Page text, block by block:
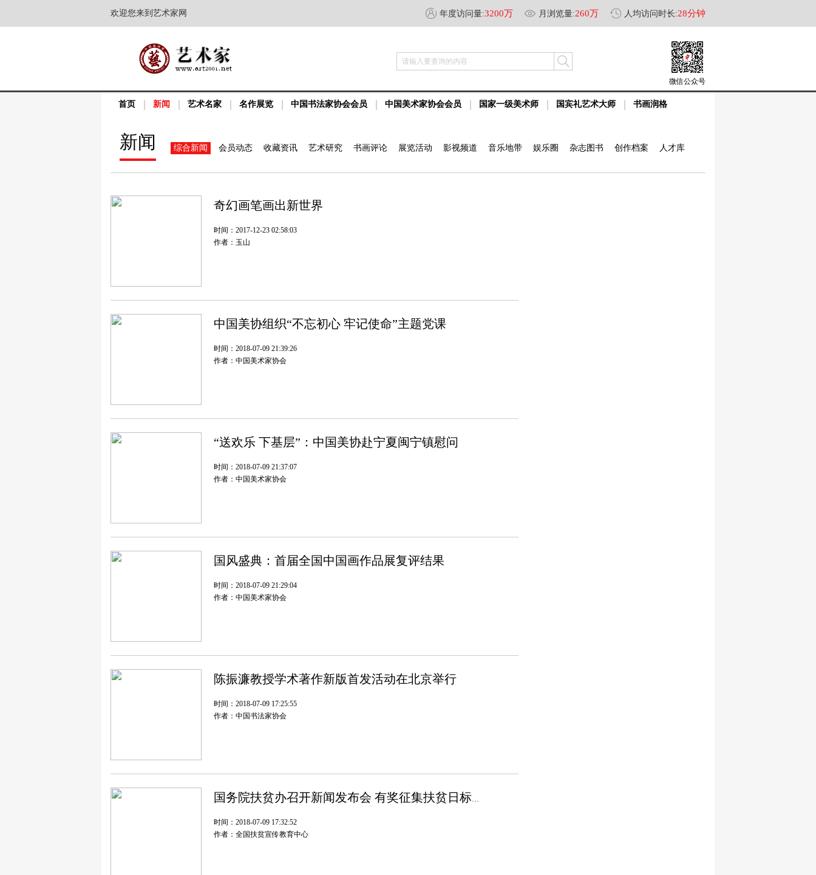
欢迎您来到艺术家网 年度访问量:3200万 月浏览量:260万 人均访问时长:28分钟
请输入要查询的内容
微信公众号
首页 新闻 艺术名家 名作展览 中国书法家协会会员 中国美术家协会会员 国家一级美术师 国宾礼艺术大师 书画润格
新闻 综合新闻 会员动态 收藏资讯 艺术研究 书画评论 展览活动 影视频道 音乐地带 娱乐圈 杂志图书 创作档案 人才库
奇幻画笔画出新世界
时间：2017-12-23 02:58:03
作者：玉山
中国美协组织“不忘初心 牢记使命”主题党课
时间：2018-07-09 21:39:26
作者：中国美术家协会
“送欢乐 下基层”：中国美协赴宁夏闽宁镇慰问
时间：2018-07-09 21:37:07
作者：中国美术家协会
国风盛典：首届全国中国画作品展复评结果
时间：2018-07-09 21:29:04
作者：中国美术家协会
陈振濂教授学术著作新版首发活动在北京举行
时间：2018-07-09 17:25:55
作者：中国书法家协会
国务院扶贫办召开新闻发布会 有奖征集扶贫日标识
时间：2018-07-09 17:32:52
作者：全国扶贫宣传教育中心